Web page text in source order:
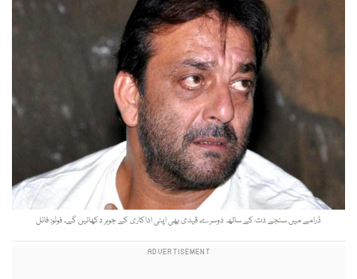
ڈرامے میں سنجے دت کے ساتھ دوسرے قیدی بھی اپنی اداکاری کے جوہر دکھائیں گے۔ فوٹو: فائل